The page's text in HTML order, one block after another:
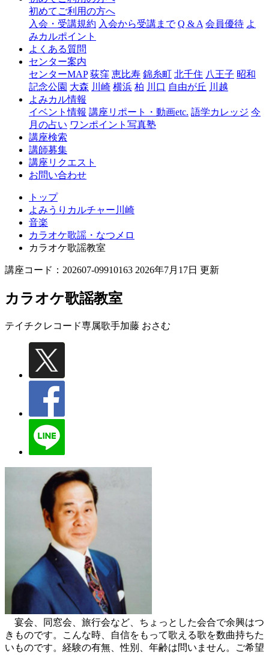
ャ
崎
初めてご利用の方へ
入会・受講規約 入会から受講まで Q & A 会員優待 よ
みカルポイント
よくある質問
センター案内
センターMAP 荻窪 恵比寿 錦糸町 北千住 八王子 昭和
記念公園 大森 川崎 横浜 柏 川口 自由が丘 川越
よみカル情報
イベント情報 講座リポート・動画etc. 語学カレッジ 今
月の占い ワンポイント写真塾
講座検索
講師募集
講座リクエスト
お問い合わせ
トップ
よみうりカルチャー川崎
音楽
カラオケ歌謡・なつメロ
カラオケ歌謡教室
講座コード：202607-09910163 2026年7月17日 更新
カラオケ歌謡教室
テイチクレコード専属歌手加藤 おさむ
宴会、同窓会、旅行会など、ちょっとした会合で余興はつ
きものです。こんな時、自信をもって歌える歌を数曲持ちた
いものです。経験の有無、性別、年齢は問いません。ご希望